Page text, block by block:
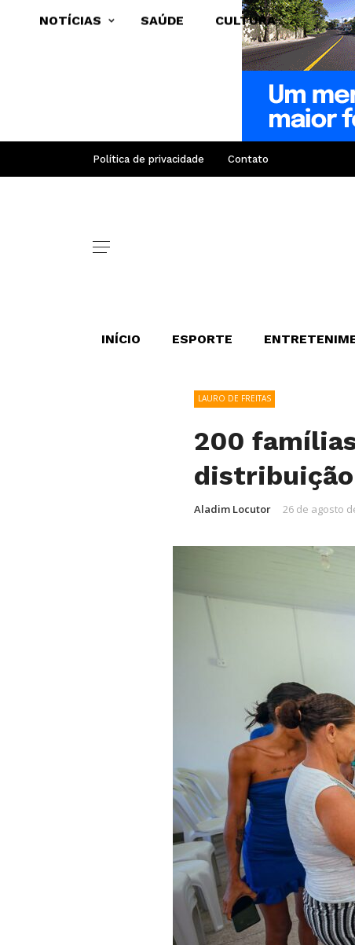
Política de privacidade Contato
INÍCIO ESPORTE
NOTÍCIAS SAÚDE CULTURA
LAURO DE FREITAS
200
Aladim Locutor 26 de agosto